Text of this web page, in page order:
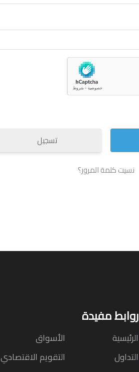
تسجيل
نسيت كلمة المرور؟
روابط مفيدة
الرئيسية
الأسواق
التداول
التقويم الاقتصادي